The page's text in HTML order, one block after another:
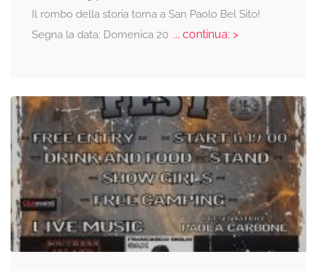
Il rombo della storia torna a San Paolo Bel Sito!
Segna la data: Domenica 20... continua: >